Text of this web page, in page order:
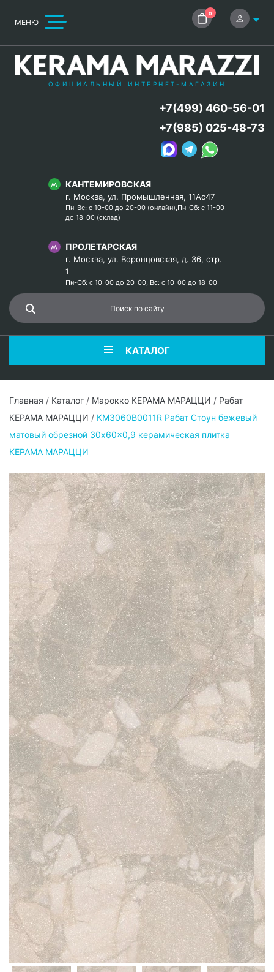
МЕНЮ
0
ОФИЦИАЛЬНЫЙ ИНТЕРНЕТ-МАГАЗИН
КАНТЕМИРОВСКАЯ
г. Москва, ул. Промышленная, 11Ас47
Пн-Вс: с 10-00 до 20-00 (онлайн),Пн-Сб: с 11-00
до 18-00 (склад)
ПРОЛЕТАРСКАЯ
г. Москва, ул. Воронцовская, д. 36, стр.
1
Пн-Сб: с 10-00 до 20-00, Вс: с 10-00 до 18-00
+7(499) 460-56-01
+7(985) 025-48-73
КАТАЛОГ
Главная / Каталог / Марокко КЕРАМА МАРАЦЦИ / Рабат
КЕРАМА МАРАЦЦИ / KM3060B0011R Рабат Стоун бежевый
матовый обрезной 30x60x0,9 керамическая плитка
КЕРАМА МАРАЦЦИ